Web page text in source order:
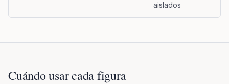
aislados
Cuándo usar cada figura